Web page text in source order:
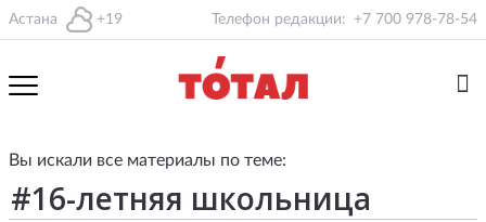
Астана +19 Телефон редакции: +7 700 978-78-54
Вы искали все материалы по теме: